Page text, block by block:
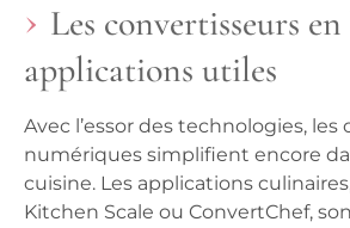
Les convertisseurs
applications utiles
Avec l’essor des technologies, les
numériques simplifient encore
cuisine. Les applications
Kitchen Scale ou ConvertChef,